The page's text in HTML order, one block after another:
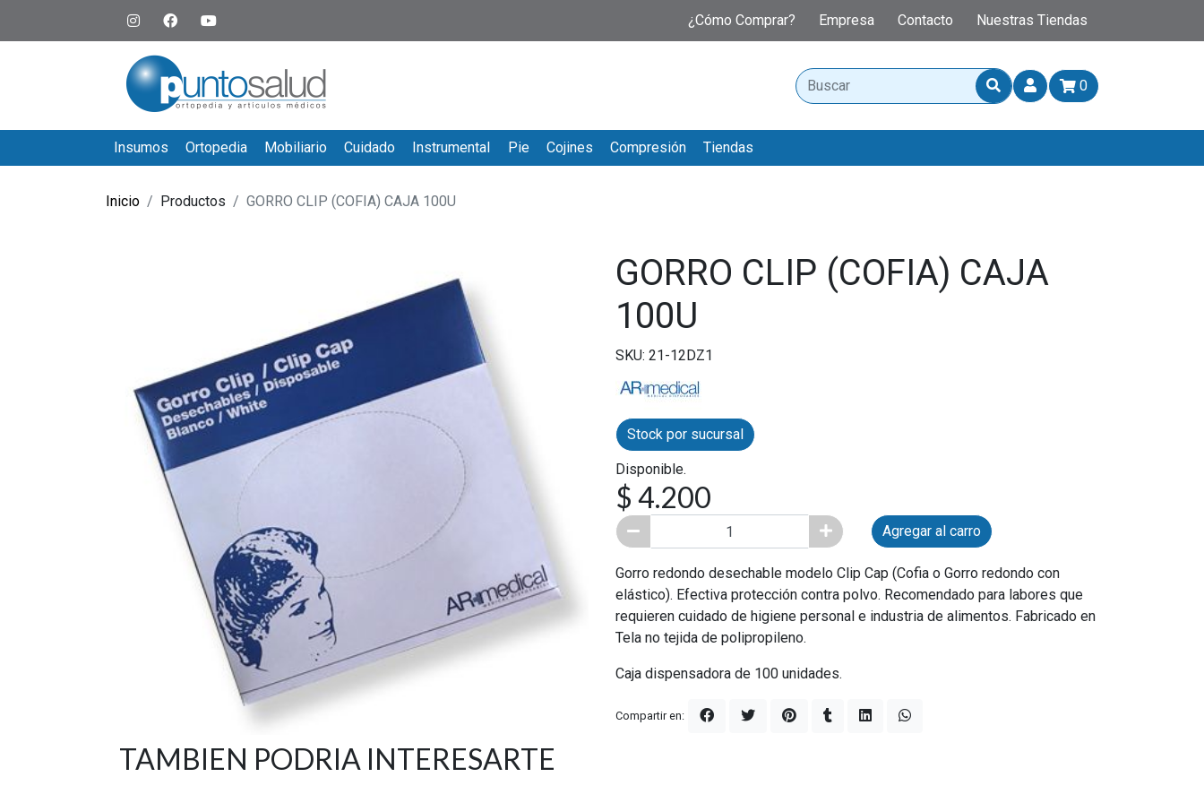
¿Cómo Comprar? Empresa Contacto Nuestras Tiendas
0
Insumos Ortopedia Mobiliario Cuidado Instrumental Pie Cojines Compresión Tiendas
Inicio Productos GORRO CLIP (COFIA) CAJA 100U
GORRO CLIP (COFIA) CAJA
100U
SKU: 21-12DZ1
Stock por sucursal
Disponible.
$ 4.200
Agregar al carro
Gorro redondo desechable modelo Clip Cap (Cofia o Gorro redondo con
elástico). Efectiva protección contra polvo. Recomendado para labores que
requieren cuidado de higiene personal e industria de alimentos. Fabricado en
Tela no tejida de polipropileno.
Caja dispensadora de 100 unidades.
Compartir en:
TAMBIEN PODRIA INTERESARTE